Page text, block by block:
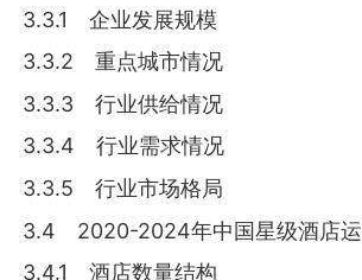
3.3.1 企业发展规模
3.3.2 重点城市情况
3.3.3 行业供给情况
3.3.4 行业需求情况
3.3.5 行业市场格局
3.4 2020-2024年中国星级酒店
3.4.1 酒店数量结构